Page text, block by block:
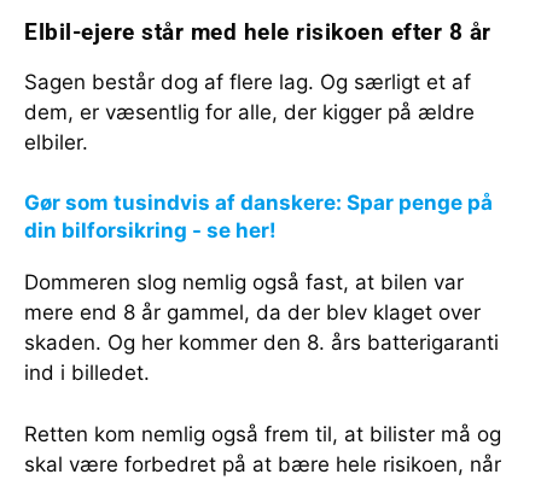
Elbil-ejere står med hele risikoen efter 8 år
Sagen består dog af flere lag. Og særligt et af
dem, er væsentlig for alle, der kigger på ældre
elbiler.
Gør som tusindvis af danskere: Spar penge på
din bilforsikring - se her!
Dommeren slog nemlig også fast, at bilen var
mere end 8 år gammel, da der blev klaget over
skaden. Og her kommer den 8. års batterigaranti
ind i billedet.
Retten kom nemlig også frem til, at bilister må og
skal være forbedret på at bære hele risikoen, når